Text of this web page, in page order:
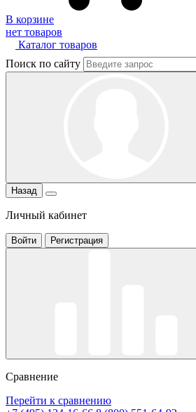
В корзине
нет товаров
Каталог товаров
Поиск по сайту
Назад
Личный кабинет
Войти Регистрация
Сравнение
Перейти к сравнению